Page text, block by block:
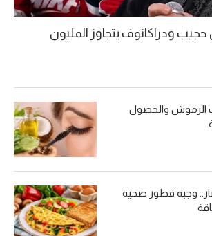
حجيب ودراكانوف يتجاوز المليون
الرموش والحصول
وجبة فطور صحية